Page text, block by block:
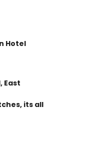
Hotel
East
its all